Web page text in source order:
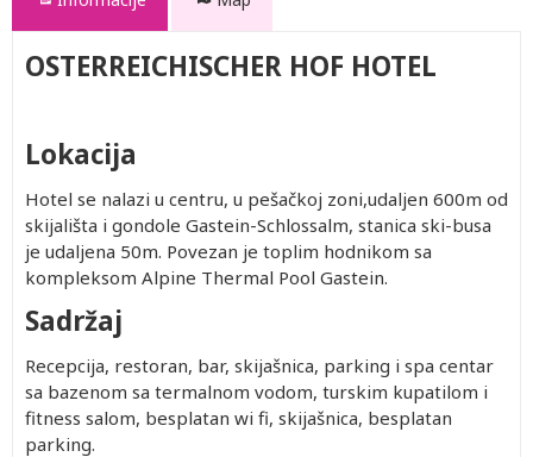
OSTERREICHISCHER HOF HOTEL
Lokacija
Hotel se nalazi u centru, u pešačkoj zoni,udaljen 600m od
skijališta i gondole Gastein-Schlossalm, stanica ski-busa
je udaljena 50m. Povezan je toplim hodnikom sa
kompleksom Alpine Thermal Pool Gastein.
Sadržaj
Recepcija, restoran, bar, skijašnica, parking i spa centar
sa bazenom sa termalnom vodom, turskim kupatilom i
fitness salom, besplatan wi fi, skijašnica, besplatan
parking.